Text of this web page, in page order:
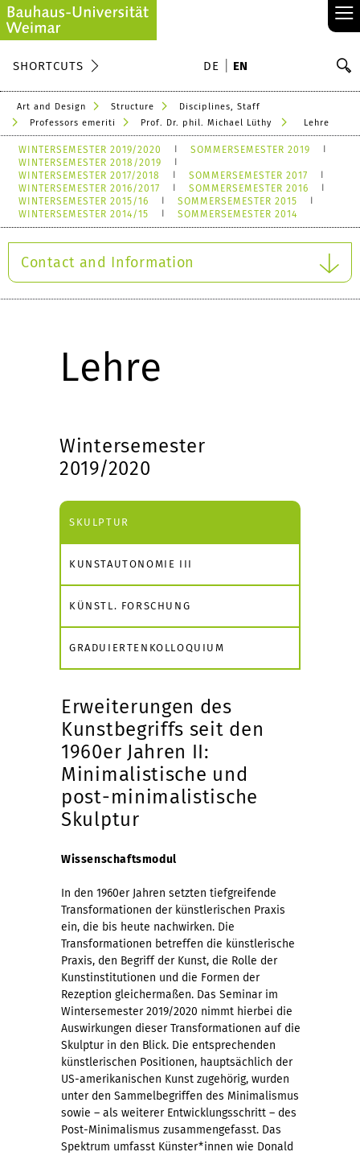
≡
SHORTCUTS DE EN
Art and Design Structure
Disciplines, Staff
Professors emeriti
Prof. Dr. phil. Michael Lüthy Lehre
WINTERSEMESTER 2019/2020
SOMMERSEMESTER 2019
WINTERSEMESTER 2018/2019
WINTERSEMESTER 2017/2018
SOMMERSEMESTER 2017
WINTERSEMESTER 2016/2017
SOMMERSEMESTER 2016
WINTERSEMESTER 2015/16
SOMMERSEMESTER 2015
WINTERSEMESTER 2014/15
SOMMERSEMESTER 2014
Contact and Information
Lehre
Wintersemester
2019/2020
SKULPTUR
KUNSTAUTONOMIE III
KÜNSTL. FORSCHUNG
GRADUIERTENKOLLOQUIUM
Erweiterungen des
Kunstbegriffs seit den
1960er Jahren II:
Minimalistische und
post-minimalistische
Skulptur
Wissenschaftsmodul
In den 1960er Jahren setzten tiefgreifende
Transformationen der künstlerischen Praxis
ein, die bis heute nachwirken. Die
Transformationen betreffen die künstlerische
Praxis, den Begriff der Kunst, die Rolle der
Kunstinstitutionen und die Formen der
Rezeption gleichermaßen. Das Seminar im
Wintersemester 2019/2020 nimmt hierbei die
Auswirkungen dieser Transformationen auf die
Skulptur in den Blick. Die entsprechenden
künstlerischen Positionen, hauptsächlich der
US-amerikanischen Kunst zugehörig, wurden
unter den Sammelbegriffen des Minimalismus
sowie – als weiterer Entwicklungsschritt – des
Post-Minimalismus zusammengefasst. Das
Spektrum umfasst Künster*innen wie Donald